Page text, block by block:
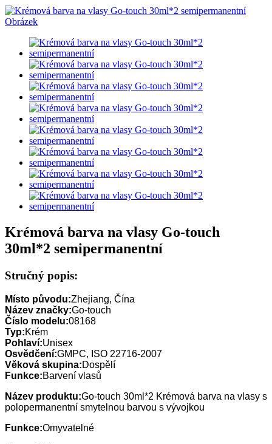
Krémová barva na vlasy Go-touch
30ml*2 semipermanentní
Stručný popis:
Místo původu:Zhejiang, Čína
Název značky:Go-touch
Číslo modelu:08168
Typ:Krém
Pohlaví:Unisex
Osvědčení:GMPC, ISO 22716-2007
Věková skupina:Dospělí
Funkce:Barvení vlasů
Název produktu:Go-touch 30ml*2 Krémová barva na vlasy s
polopermanentní smytelnou barvou s vývojkou
Funkce:Omyvatelné